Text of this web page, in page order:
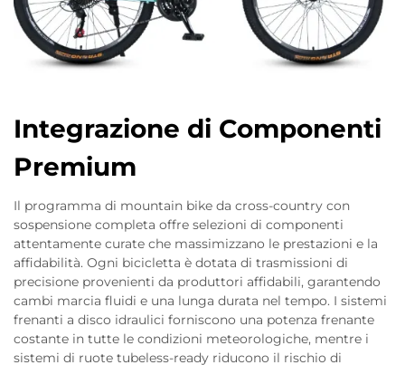
Integrazione di Componenti
Premium
Il programma di mountain bike da cross-country con
sospensione completa offre selezioni di componenti
attentamente curate che massimizzano le prestazioni e la
affidabilità. Ogni bicicletta è dotata di trasmissioni di
precisione provenienti da produttori affidabili, garantendo
cambi marcia fluidi e una lunga durata nel tempo. I sistemi
frenanti a disco idraulici forniscono una potenza frenante
costante in tutte le condizioni meteorologiche, mentre i
sistemi di ruote tubeless-ready riducono il rischio di